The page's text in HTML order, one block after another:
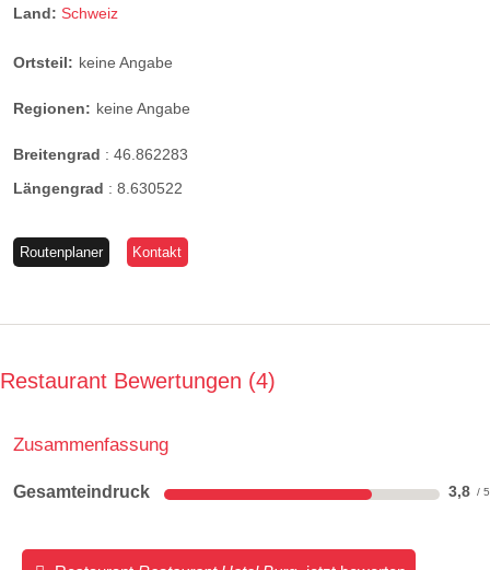
Land: Schweiz
Ortsteil: keine Angabe
Regionen: keine Angabe
Breitengrad : 46.862283
Längengrad : 8.630522
Routenplaner Kontakt
Restaurant Bewertungen 4
Zusammenfassung
Gesamteindruck 3,8